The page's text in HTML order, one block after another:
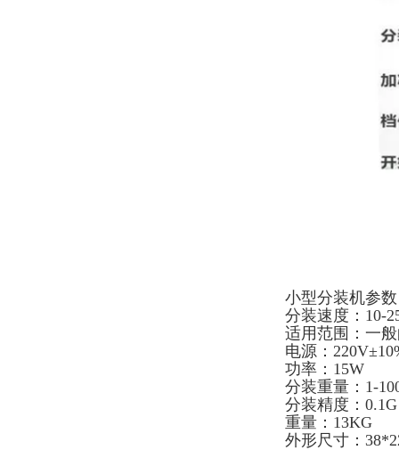
小型分装机参
分装速度：10-
适用范围：一
电源：
功率：15W
分装重量：1-
分装精度：
重量：13KG
外形尺寸：